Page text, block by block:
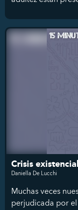
Crisis
Daniella De Lucchi
Muchas veces
perjudicada por